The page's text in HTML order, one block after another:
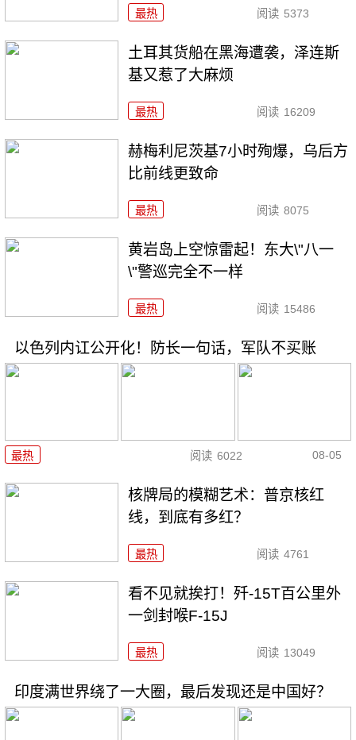
最热 阅读 5373
土耳其货船在黑海遭袭，泽连斯
基又惹了大麻烦
最热 阅读 16209
赫梅利尼茨基7小时殉爆，乌后方
比前线更致命
最热 阅读 8075
黄岩岛上空惊雷起！东大\"八一
\"警巡完全不一样
最热 阅读 15486
以色列内讧公开化！防长一句话，军队不买账
最热 阅读 6022 08-05
核牌局的模糊艺术：普京核红
线，到底有多红？
最热 阅读 4761
看不见就挨打！歼-15T百公里外
一剑封喉F-15J
最热 阅读 13049
印度满世界绕了一大圈，最后发现还是中国好？